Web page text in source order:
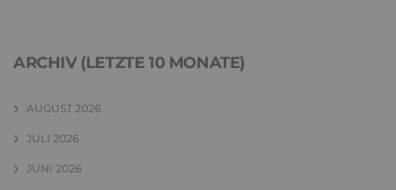
ARCHIV (LETZTE 10 MONATE)
AUGUST 2026
JULI 2026
JUNI 2026